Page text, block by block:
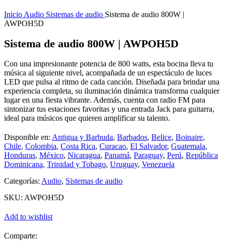
Inicio Audio Sistemas de audio Sistema de audio 800W |
AWPOH5D
Sistema de audio 800W | AWPOH5D
Con una impresionante potencia de 800 watts, esta bocina lleva tu
música al siguiente nivel, acompañada de un espectáculo de luces
LED que pulsa al ritmo de cada canción. Diseñada para brindar una
experiencia completa, su iluminación dinámica transforma cualquier
lugar en una fiesta vibrante. Además, cuenta con radio FM para
sintonizar tus estaciones favoritas y una entrada Jack para guitarra,
ideal para músicos que quieren amplificar su talento.
Disponible en: Antigua y Barbuda, Barbados, Belice, Boinaire,
Chile, Colombia, Costa Rica, Curacao, El Salvador, Guatemala,
Honduras, México, Nicaragua, Panamá, Paraguay, Perú, República
Dominicana, Trinidad y Tobago, Uruguay, Venezuela
Categorías: Audio, Sistemas de audio
SKU: AWPOH5D
Add to wishlist
Comparte: